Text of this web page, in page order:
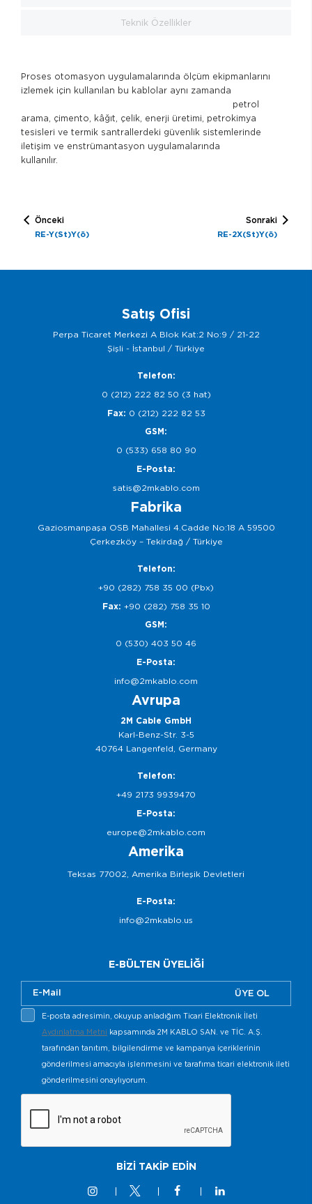
Teknik Özellikler
Proses otomasyon uygulamalarında ölçüm ekipmanlarını
izlemek için kullanılan bu kablolar aynı zamanda
petrol
arama, çimento, kâğıt, çelik, enerji üretimi, petrokimya
tesisleri ve termik santrallerdeki güvenlik sistemlerinde
iletişim ve enstrümantasyon uygulamalarında
kullanılır.
Önceki
RE-Y(St)Y(ö)
Sonraki
RE-2X(St)Y(ö)
Satış Ofisi
Perpa Ticaret Merkezi A Blok Kat:2 No:9 / 21-22
Şişli - İstanbul / Türkiye
Telefon:
0 (212) 222 82 50 (3 hat)
Fax: 0 (212) 222 82 53
GSM:
0 (533) 658 80 90
E-Posta:
satis@2mkablo.com
Fabrika
Gaziosmanpaşa OSB Mahallesi 4.Cadde No:18 A 59500
Çerkezköy – Tekirdağ / Türkiye
Telefon:
+90 (282) 758 35 00 (Pbx)
Fax: +90 (282) 758 35 10
GSM:
0 (530) 403 50 46
E-Posta:
info@2mkablo.com
Avrupa
2M Cable GmbH
Karl-Benz-Str. 3-5
40764 Langenfeld, Germany
Telefon:
+49 2173 9939470
E-Posta:
europe@2mkablo.com
Amerika
Teksas 77002, Amerika Birleşik Devletleri
E-Posta:
info@2mkablo.us
E-BÜLTEN ÜYELİĞİ
ÜYE OL
E-posta adresimin, okuyup anladığım Ticari Elektronik İleti
Aydınlatma Metni kapsamında 2M KABLO SAN. ve TİC. A.Ş.
tarafından tanıtım, bilgilendirme ve kampanya içeriklerinin
gönderilmesi amacıyla işlenmesini ve tarafıma ticari elektronik ileti
gönderilmesini onaylıyorum.
BİZİ TAKİP EDİN